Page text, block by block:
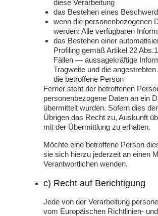
diese Verarbeitung
das Bestehen eines
wenn die personenbezogenen
werden: Alle verfügbaren
das Bestehen einer
Profiling gemäß Artikel 22
Fällen — aussagekräftige
Tragweite und die
die betroffene Person
Ferner steht der betroffenen
personenbezogene Daten an ein
übermittelt wurden. Sofern dies
Übrigen das Recht zu, Auskunft
mit der Übermittlung zu erhalten.
Möchte eine betroffene Person
sie sich hierzu jederzeit an einen
Verantwortlichen wenden.
c) Recht auf Berichtigung
Jede von der Verarbeitung
vom Europäischen Richtlinien-